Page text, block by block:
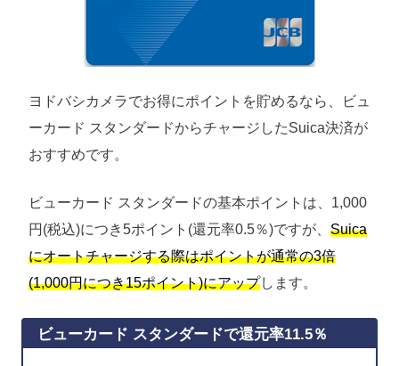
ヨドバシカメラでお得にポイントを貯めるなら、ビュ
ーカード スタンダードからチャージしたSuica決済が
おすすめです。
ビューカード スタンダードの基本ポイントは、1,000
円(税込)につき5ポイント(還元率0.5％)ですが、 Suica
にオートチャージする際はポイントが通常の3倍
(1,000円につき15ポイント)にアップします。
ビューカード スタンダードで還元率11.5％